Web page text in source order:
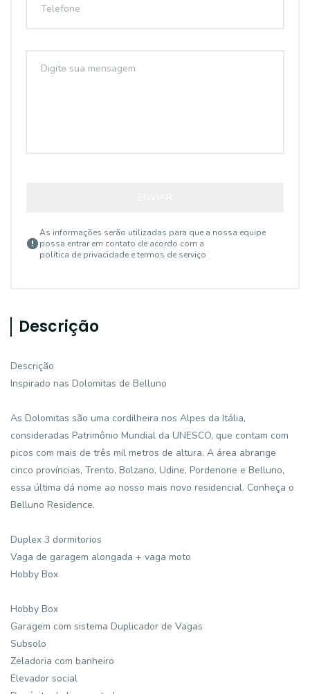
As informações serão utilizadas para que a nossa equipe
possa entrar em contato de acordo com a
política de privacidade e termos de serviço
Descrição
Descrição
Inspirado nas Dolomitas de Belluno
As Dolomitas são uma cordilheira nos Alpes da Itália,
consideradas Patrimônio Mundial da UNESCO, que contam com
picos com mais de três mil metros de altura. A área abrange
cinco províncias, Trento, Bolzano, Udine, Pordenone e Belluno,
essa última dá nome ao nosso mais novo residencial. Conheça o
Belluno Residence.
Duplex 3 dormitorios
Vaga de garagem alongada + vaga moto
Hobby Box
Hobby Box
Garagem com sistema Duplicador de Vagas
Subsolo
Zeladoria com banheiro
Elevador social